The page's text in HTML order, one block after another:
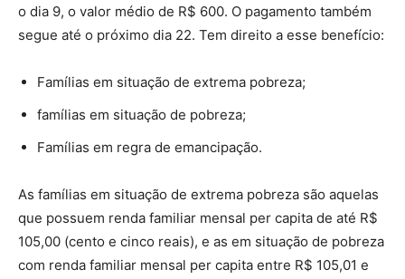
o dia 9, o valor médio de R$ 600. O pagamento também
segue até o próximo dia 22. Tem direito a esse benefício:
Famílias em situação de extrema pobreza;
famílias em situação de pobreza;
Famílias em regra de emancipação.
As famílias em situação de extrema pobreza são aquelas
que possuem renda familiar mensal per capita de até R$
105,00 (cento e cinco reais), e as em situação de pobreza
com renda familiar mensal per capita entre R$ 105,01 e